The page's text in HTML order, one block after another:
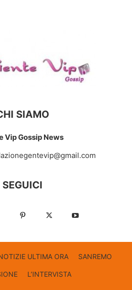
SIAMO
Vip Gossip News
SEGUICI
ULTIMA ORA SANREMO
L’INTERVISTA